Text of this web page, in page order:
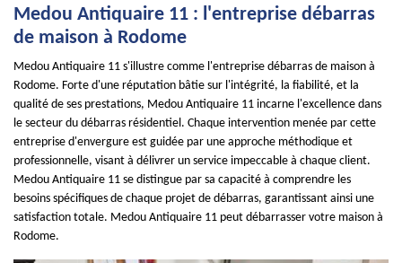
Medou Antiquaire 11 : l'entreprise débarras
de maison à Rodome
Medou Antiquaire 11 s'illustre comme l'entreprise débarras de maison à
Rodome. Forte d'une réputation bâtie sur l'intégrité, la fiabilité, et la
qualité de ses prestations, Medou Antiquaire 11 incarne l'excellence dans
le secteur du débarras résidentiel. Chaque intervention menée par cette
entreprise d'envergure est guidée par une approche méthodique et
professionnelle, visant à délivrer un service impeccable à chaque client.
Medou Antiquaire 11 se distingue par sa capacité à comprendre les
besoins spécifiques de chaque projet de débarras, garantissant ainsi une
satisfaction totale. Medou Antiquaire 11 peut débarrasser votre maison à
Rodome.